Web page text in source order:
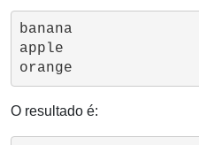
banana
apple
O resultado é: